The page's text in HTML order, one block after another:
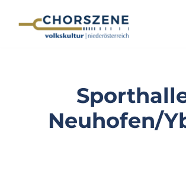
Neuhofen/